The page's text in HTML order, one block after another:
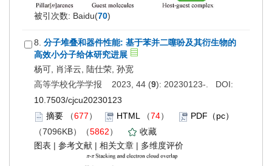
被引次数: Baidu(70)
8. 分子堆叠和器件性能: 基于苯并二噻吩及其衍生物的
高效小分子给体研究进展
杨可, 肖泽云, 陆仕荣, 孙宽
高等学校化学学报 2023, 44 (9): 20230123-. DOI:
10.7503/cjcu20230123
摘要 （677） HTML（74）
PDF（pc）
（7096KB）（5862）
收藏
图表 | 参考文献 | 相关文章 | 多维度评价